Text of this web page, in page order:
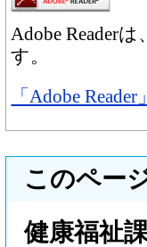
Adobe Reader
す。
「Adobe
このペー
健康福祉